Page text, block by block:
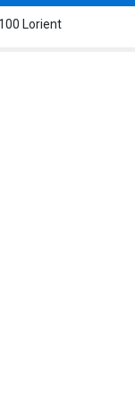
Lorient